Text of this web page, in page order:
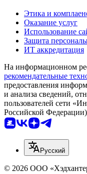
Этика и
Оказание услуг
Использование
Защита
ИТ аккредитация
На информационном
рекомендательные
предоставления
и анализа сведений,
пользователей сети
Российской Федерации)
Русский
© 2026 ООО